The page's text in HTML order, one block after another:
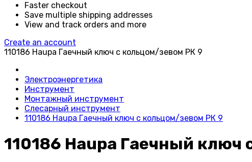
Faster checkout
Save multiple shipping addresses
View and track orders and more
Create an account
110186 Haupa Гаечный ключ с кольцом/зевом РК 9
Электроэнергетика
Инструмент
Монтажный инструмент
Слесарный инструмент
110186 Haupa Гаечный ключ с кольцом/зевом РК 9
110186 Haupa Гаечный ключ